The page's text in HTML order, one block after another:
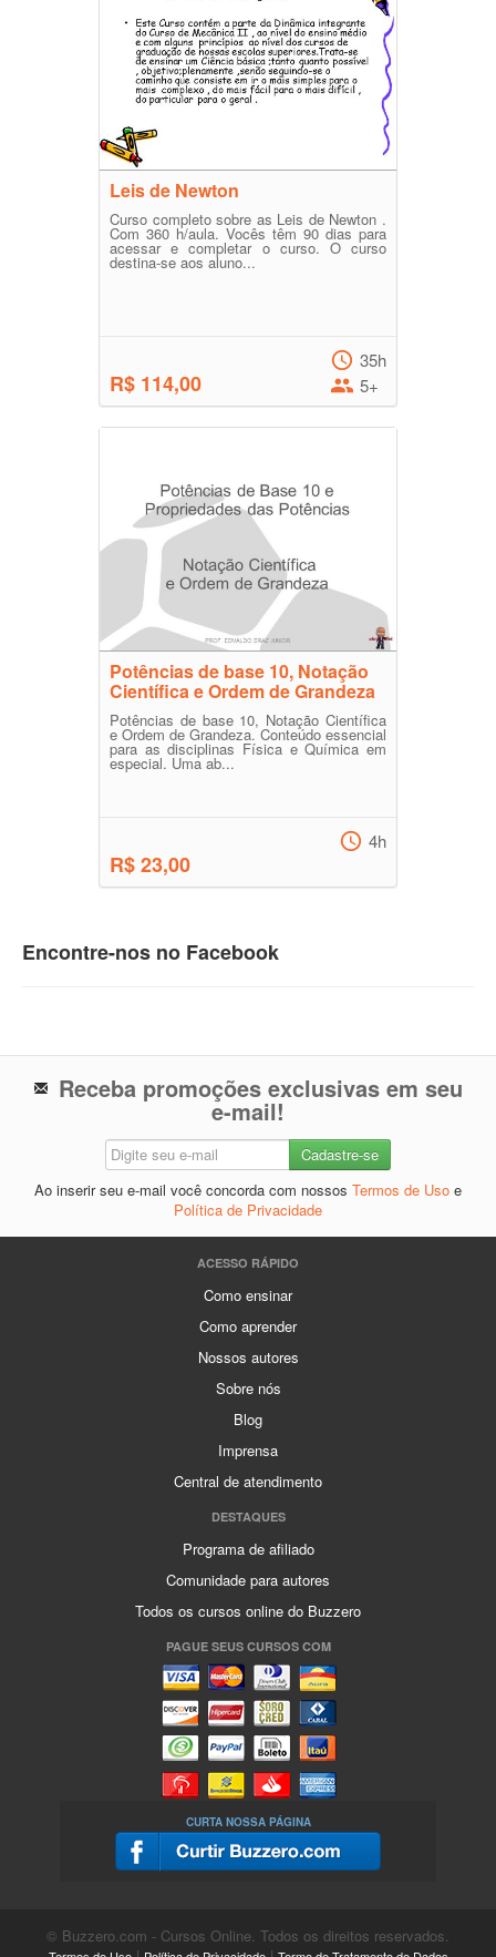
Leis de Newton
Curso completo sobre as Leis de Newton .
Com 360 h/aula. Vocês têm 90 dias para
acessar e completar o curso. O curso
destina-se aos aluno...
R$ 114,00
35h
5+
Potências de base 10, Notação
Científica e Ordem de Grandeza
Potências de base 10, Notação Científica
e Ordem de Grandeza. Conteúdo essencial
para as disciplinas Física e Química em
especial. Uma ab...
R$ 23,00
4h
Encontre-nos no Facebook
Receba promoções exclusivas em seu
e-mail!
Ao inserir seu e-mail você concorda com nossos Termos de Uso e
Política de Privacidade
ACESSO RÁPIDO
Como ensinar
Como aprender
Nossos autores
Sobre nós
Blog
Imprensa
Central de atendimento
DESTAQUES
Programa de afiliado
Comunidade para autores
Todos os cursos online do Buzzero
PAGUE SEUS CURSOS COM
CURTA NOSSA PÁGINA
© Buzzero.com - Cursos Online. Todos os direitos reservados.